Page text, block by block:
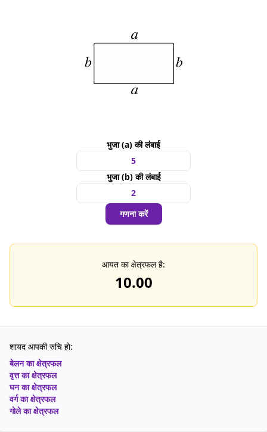
भुजा (a) की लंबाई
भुजा (b) की लंबाई
गणना करें
आयत का क्षेत्रफल है:
10.00
शायद आपकी रुचि हो:
बेलन का क्षेत्रफल
वृत्त का क्षेत्रफल
घन का क्षेत्रफल
वर्ग का क्षेत्रफल
गोले का क्षेत्रफल